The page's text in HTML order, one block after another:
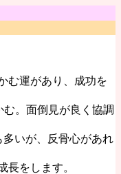
む運があり、成功を
。面倒見が良く協調
いが、反骨心があれ
をします。